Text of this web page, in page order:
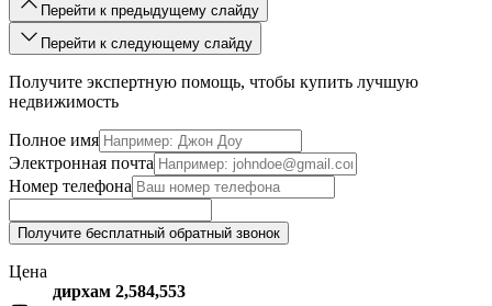
Перейти к предыдущему слайду
Перейти к следующему слайду
Получите экспертную помощь, чтобы купить лучшую
недвижимость
Полное имя
Электронная почта
Номер телефона
Получите бесплатный обратный звонок
Цена
дирхам 2,584,553